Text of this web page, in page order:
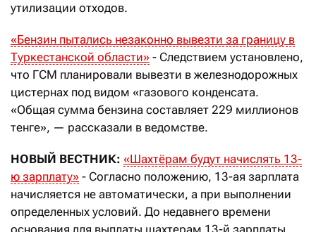
утилизации отходов.
«Бензин пытались незаконно вывезти за границу в
Туркестанской области» - Следствием установлено,
что ГСМ планировали вывезти в железнодорожных
цистернах под видом «газового конденсата.
«Общая сумма бензина составляет 229 миллионов
тенге», — рассказали в ведомстве.
НОВЫЙ ВЕСТНИК: «Шахтёрам будут начислять 13-
ю зарплату» - Согласно положению, 13-ая зарплата
начисляется не автоматически, а при выполнении
определенных условий. До недавнего времени